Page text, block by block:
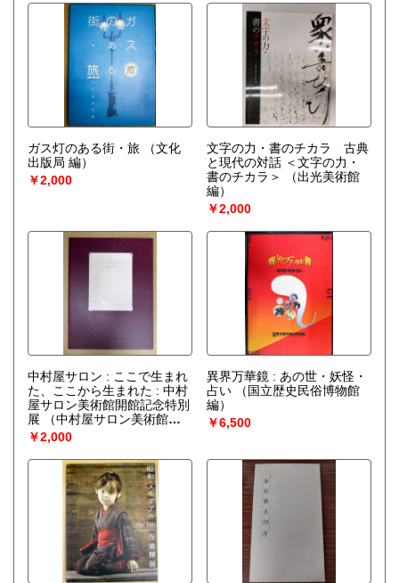
ガス灯のある街・旅
（文化
出版局 編）
￥2,000
文字の力・書のチカラ 古典
と現代の対話 ＜文字の力・
書のチカラ＞
（出光美術館
編）
￥2,000
中村屋サロン : ここで生まれ
た、ここから生まれた : 中村
屋サロン美術館開館記念特別
展
（中村屋サロン美術館編
集）
￥2,000
異界万華鏡 : あの世・妖怪・
占い
（国立歴史民俗博物館
編）
￥6,500